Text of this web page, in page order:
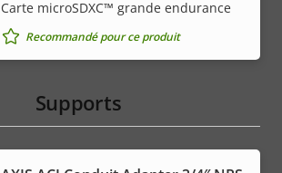
Carte microSDXC™ grande endurance
Recommandé pour ce produit
Supports